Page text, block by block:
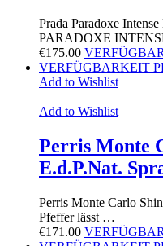
Prada Paradoxe
PARADOXE
€175.00
VERFÜGBARKEIT
Add to Wishlist
Add to Wishlist
Perris Monte
E.d.P.Nat.
Perris Monte Carlo
Pfeffer lässt …
€171.00